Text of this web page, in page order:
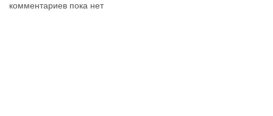
комментариев пока нет